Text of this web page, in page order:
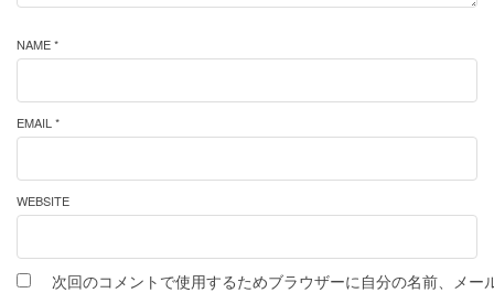
NAME *
EMAIL *
WEBSITE
次回のコメントで使用するためブラウザーに自分の名前、メー